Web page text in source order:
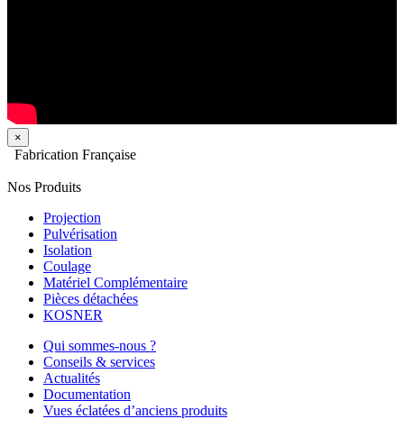
×
Fabrication Française
Nos Produits
Projection
Pulvérisation
Isolation
Coulage
Matériel Complémentaire
Pièces détachées
KOSNER
Qui sommes-nous ?
Conseils & services
Actualités
Documentation
Vues éclatées d’anciens produits